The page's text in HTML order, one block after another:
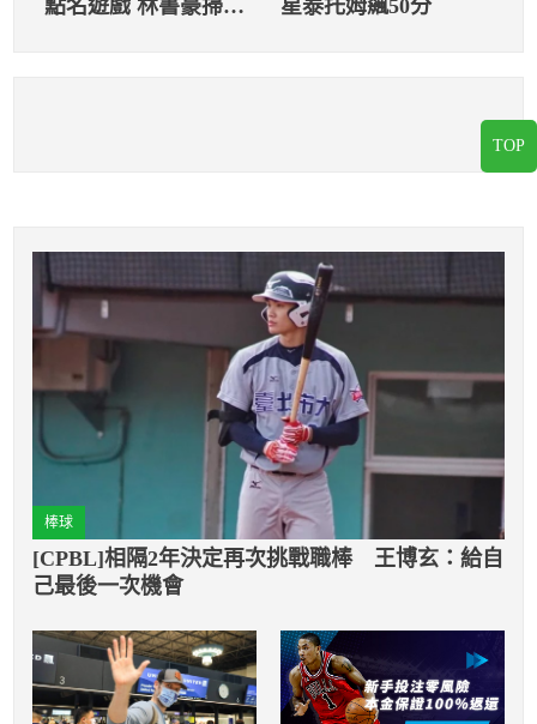
點名遊戲 林書豪掃到
星泰托姆飆50分
棒球
[CPBL]相隔2年決定再次挑戰職棒 王博玄：給自
己最後一次機會
TOP